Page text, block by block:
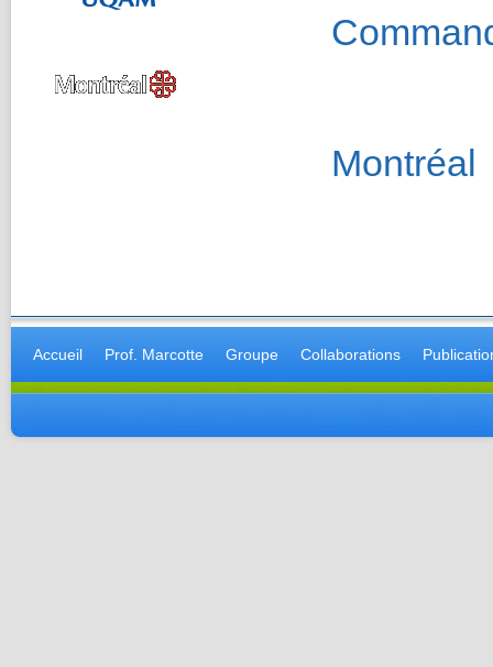
Montréal
Accueil Prof. Marcotte Groupe Collaborations